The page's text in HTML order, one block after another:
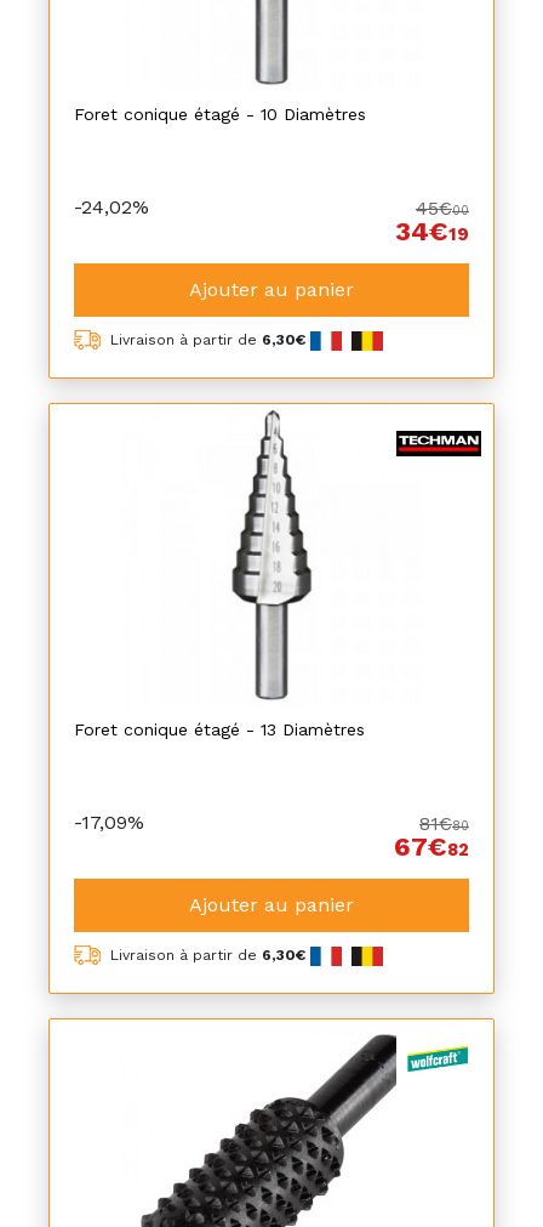
Foret conique étagé - 10 Diamètres
-24,02% 45€00
34€19
Ajouter au panier
Livraison à partir de 6,30€
Foret conique étagé - 13 Diamètres
-17,09% 81€80
67€82
Ajouter au panier
Livraison à partir de 6,30€